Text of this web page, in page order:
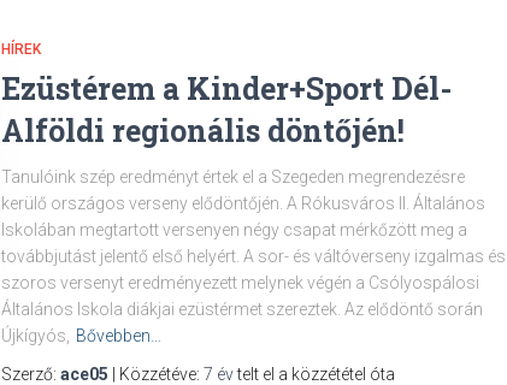
HÍREK
Ezüstérem a Kinder+Sport Dél-
Alföldi regionális döntőjén!
Tanulóink szép eredményt értek el a Szegeden megrendezésre
kerülő országos verseny elődöntőjén. A Rókusváros II. Általános
Iskolában megtartott versenyen négy csapat mérkőzött meg a
továbbjutást jelentő első helyért. A sor- és váltóverseny izgalmas és
szoros versenyt eredményezett melynek végén a Csólyospálosi
Általános Iskola diákjai ezüstérmet szereztek. Az elődöntő során
Újkígyós,
Bővebben…
Szerző: ace05 | Közzétéve: 7 évtelt el a közzététel óta